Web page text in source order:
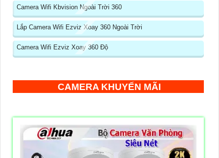
Camera Wifi Kbvision Ngoài Trời 360
Lắp Camera Wifi Ezviz Xoay 360 Ngoài Trời
Camera Wifi Ezviz Xoay 360 Độ
CAMERA KHUYẾN MÃI